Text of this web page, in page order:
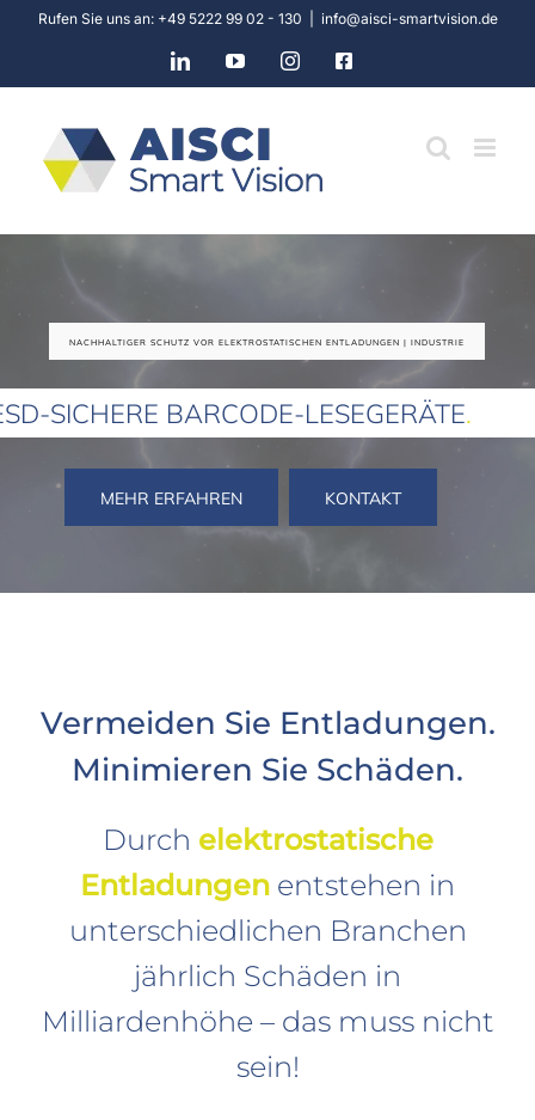
Rufen Sie uns an: +49 5222 99 02 - 130 info@aisci-smartvision.de
LinkedInYouTubeInstagramFacebook
SICHERE BARCODE-LESEGERÄTE.
NACHHALTIGER SCHUTZ VOR ELEKTROSTATISCHEN ENTLADUNGEN | INDUSTRIE
MEHR ERFAHREN KONTAKT
Vermeiden Sie Entladungen.
Minimieren Sie Schäden.
Durch elektrostatische
Entladungen entstehen in
unterschiedlichen Branchen
jährlich Schäden in
Milliardenhöhe – das muss nicht
sein!